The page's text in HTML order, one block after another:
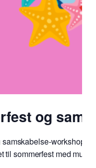
og
workshop.
til sommerfest med